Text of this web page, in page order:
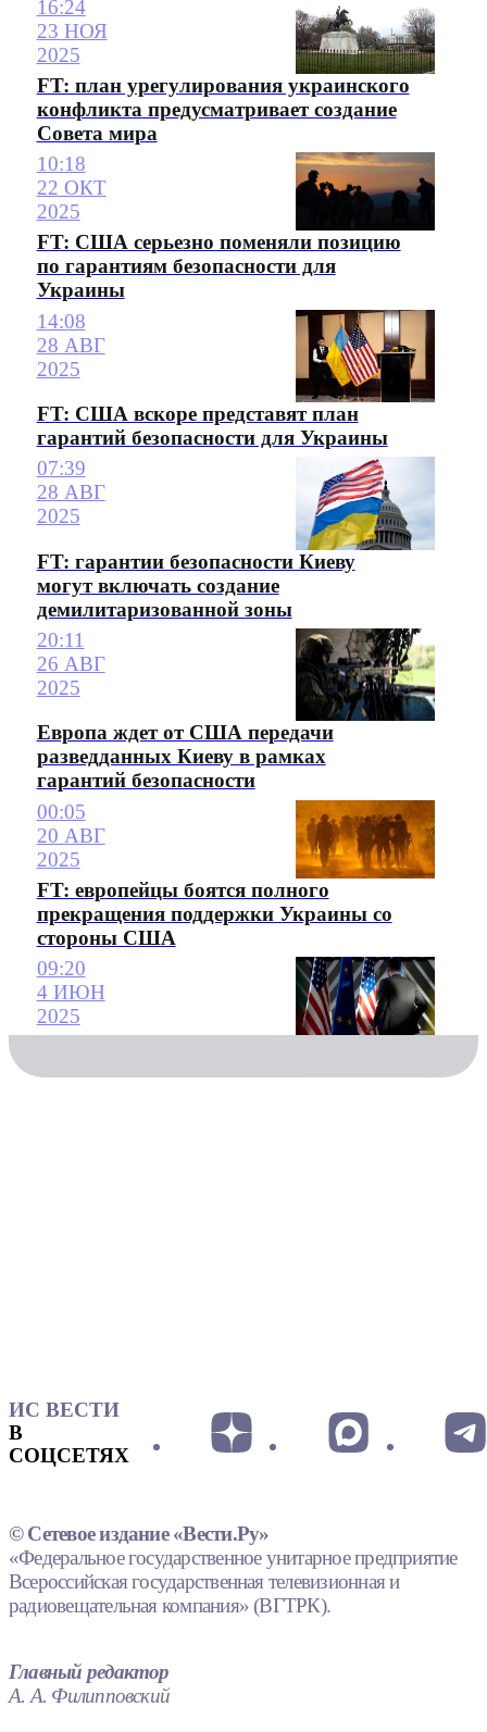
16:24
23 НОЯ
2025
FT: план урегулирования украинского
конфликта предусматривает создание
Совета мира
10:18
22 ОКТ
2025
FT: США серьезно поменяли позицию
по гарантиям безопасности для
Украины
14:08
28 АВГ
2025
FT: США вскоре представят план
гарантий безопасности для Украины
07:39
28 АВГ
2025
FT: гарантии безопасности Киеву
могут включать создание
демилитаризованной зоны
20:11
26 АВГ
2025
Европа ждет от США передачи
разведданных Киеву в рамках
гарантий безопасности
00:05
20 АВГ
2025
FT: европейцы боятся полного
прекращения поддержки Украины со
стороны США
09:20
4 ИЮН
2025
ИС ВЕСТИ
В
СОЦСЕТЯХ
© Сетевое издание «Вести.Ру»
«Федеральное государственное унитарное предприятие
Всероссийская государственная телевизионная и
радиовещательная компания» (ВГТРК).
Главный редактор
А. А. Филипповский